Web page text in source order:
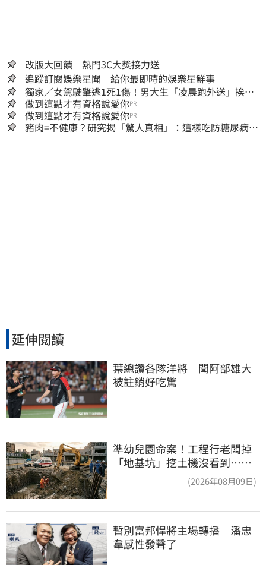
改版大回饋 熱門3C大獎接力送
追蹤訂閱娛樂星聞 給你最即時的娛樂星鮮事
獨家／女駕駛肇逃1死1傷！男大生「凌晨跑外送」挨
撞 媽淚：家快瓦解
做到這點才有資格說愛你PR
做到這點才有資格說愛你PR
豬肉=不健康？研究揭「驚人真相」：這樣吃防糖尿病、
延伸閱讀
葉總讚各隊洋將　聞阿部雄大
被註銷好吃驚
準幼兒園命案！工程行老闆掉
「地基坑」挖土機沒看到…下
(2026年08月09日)
暫別富邦悍將主場轉播　潘忠
韋感性發聲了